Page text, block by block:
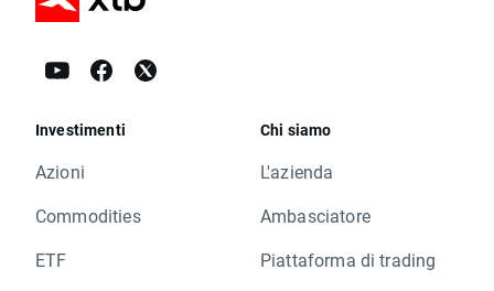
Investimenti
Azioni
Commodities
ETF
Chi siamo
L'azienda
Ambasciatore
Piattaforma di trading